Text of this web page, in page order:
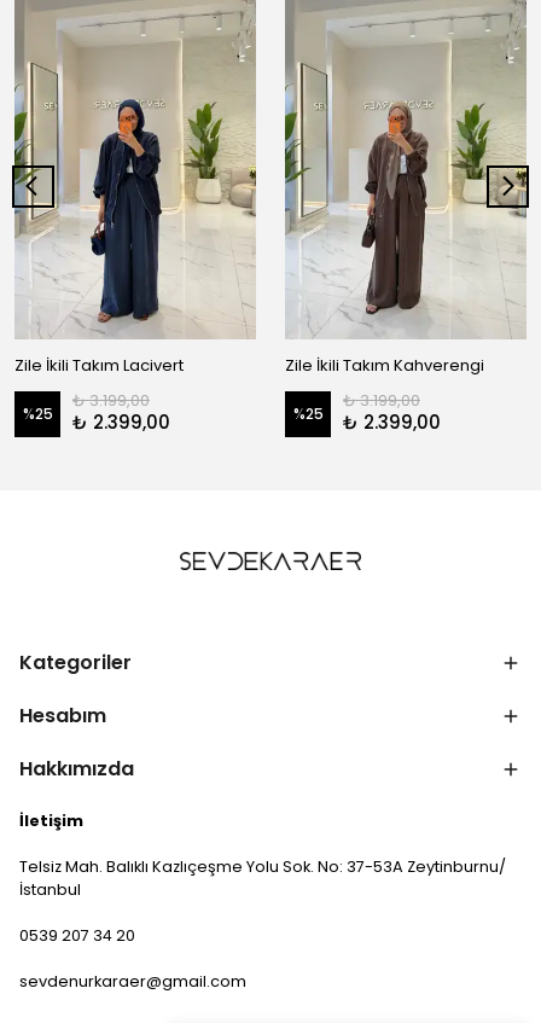
Zile İkili Takım Lacivert
%25
₺ 3.199,00
₺ 2.399,00
Zile İkili Takım Kahverengi
%25
₺ 3.199,00
₺ 2.399,00
Kategoriler
Hesabım
Hakkımızda
İletişim
Telsiz Mah. Balıklı Kazlıçeşme Yolu Sok. No: 37-53A Zeytinburnu/
İstanbul
0539 207 34 20
sevdenurkaraer@gmail.com